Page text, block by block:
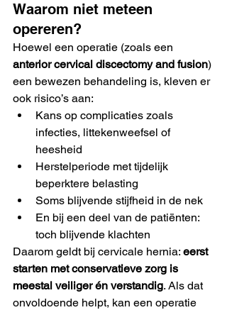
Waarom niet meteen
opereren?
Hoewel een operatie (zoals een
anterior cervical discectomy and fusion)
een bewezen behandeling is, kleven er
ook risico’s aan:
Kans op complicaties zoals
infecties, littekenweefsel of
heesheid
Herstelperiode met tijdelijk
beperktere belasting
Soms blijvende stijfheid in de nek
En bij een deel van de patiënten:
toch blijvende klachten
Daarom geldt bij cervicale hernia: eerst
starten met conservatieve zorg is
meestal veiliger én verstandig. Als dat
onvoldoende helpt, kan een operatie